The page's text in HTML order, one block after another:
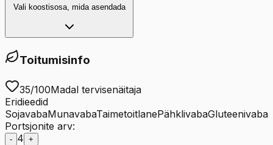
Vali koostisosa, mida asendada
Toitumisinfo
35/100Madal tervisenäitaja
Eridieedid
SojavabaMunavabaTaimetoitlanePähklivabaGluteenivaba
Portsjonite arv:
- 4 +